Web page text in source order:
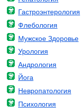
Гастроэнтерология
Флебология
Мужское Здоровье
Урология
Андрология
Йога
Невропатология
Психология